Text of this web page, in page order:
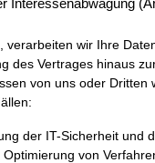
Interessenabwägung
verarbeiten wir Ihre
des Vertrages hinaus
von uns oder Dritten
der IT-Sicherheit und
Optimierung von